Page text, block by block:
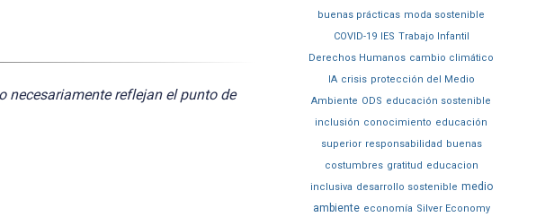
necesariamente reflejan el punto de
buenas prácticas moda sostenible
COVID-19 IES Trabajo Infantil
Derechos Humanos cambio climático
IA crisis protección del Medio
Ambiente ODS educación sostenible
inclusión conocimiento educación
superior responsabilidad buenas
costumbres gratitud educacion
inclusiva desarrollo sostenible medio
ambiente economía Silver Economy